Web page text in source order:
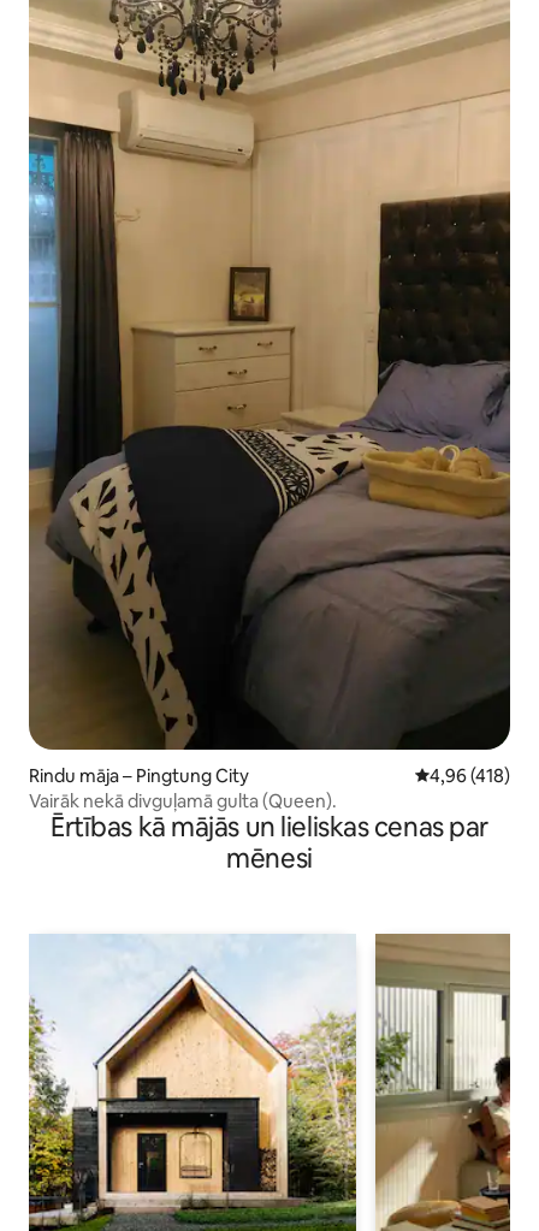
Rindu māja – Pingtung City Vidējais
4,96 (418)
Vairāk nekā divguļamā gulta (Queen).
Ērtības kā mājās un lieliskas cenas par
mēnesi